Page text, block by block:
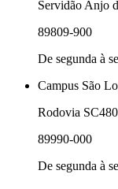
Servidão Anjo
89809-900
De segunda à
Campus São
Rodovia
89990-000
De segunda à